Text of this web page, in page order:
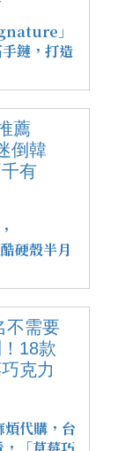
」
鏈，打造
硬殼半月
代購，台